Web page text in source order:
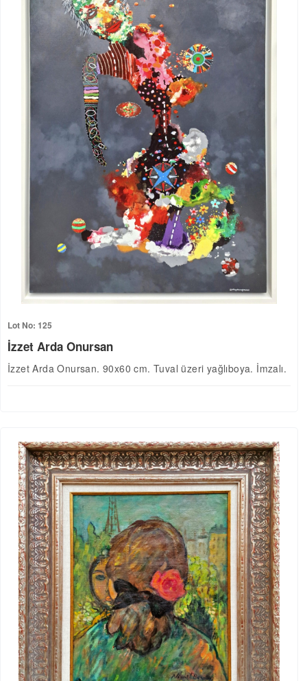
Lot No: 125
İzzet Arda Onursan
İzzet Arda Onursan. 90x60 cm. Tuval üzeri yağlıboya. İmzalı.